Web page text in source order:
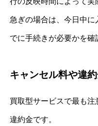
急ぎの場合は、今日中に
でに手続きが必要かを確
キャンセル料や違
買取型サービスで最も
違約金です。